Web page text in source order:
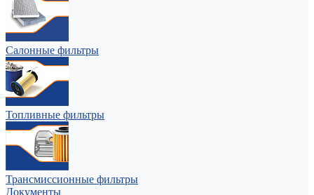
Салонные фильтры
Топливные фильтры
Трансмиссионные фильтры
Документы